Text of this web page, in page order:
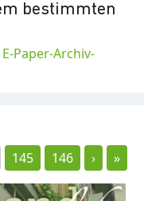
bestimmten
E-Paper-Archiv-
145 146 › »